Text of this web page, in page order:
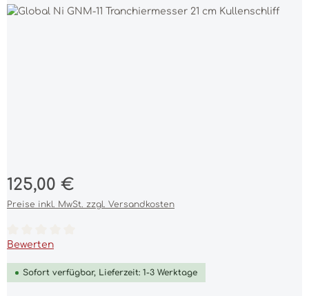
Bildergalerie überspringen
Regulärer Preis:
125,00 €
Preise inkl. MwSt. zzgl. Versandkosten
Durchschnittliche Bewertung von 0 von 5 Sternen
Bewerten
Sofort verfügbar, Lieferzeit: 1-3 Werktage